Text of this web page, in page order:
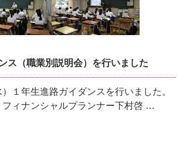
ス（職業別説明会）を行いました
１年生進路ガイダンスを行いました。
ィナンシャルプランナー下村啓 …